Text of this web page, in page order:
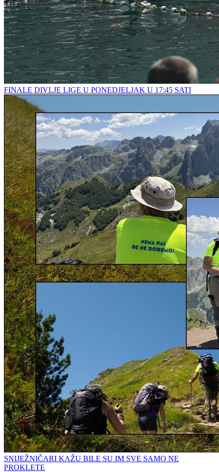
FINALE DIVLJE LIGE U PONEDJELJAK U 17:45 SATI
SNIJEŽNIČARI KAŽU BILE SU IM SVE SAMO NE
PROKLETE